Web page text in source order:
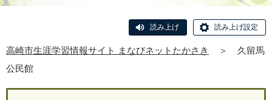
読み上げ 読み上げ設定
高崎市生涯学習情報サイト まなびネットたかさき ＞
久留馬
公民館